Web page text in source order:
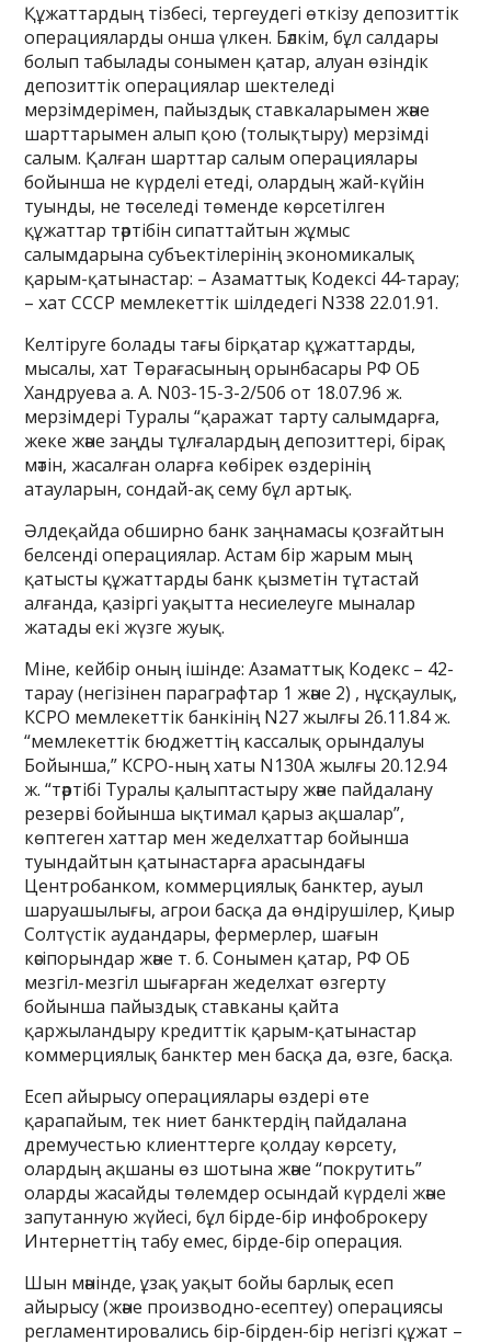
Құжаттардың тізбесі, тергеудегі өткізу депозиттік
операцияларды онша үлкен. Бәлкім, бұл салдары
болып табылады сонымен қатар, алуан өзіндік
депозиттік операциялар шектеледі
мерзімдерімен, пайыздық ставкаларымен және
шарттарымен алып қою (толықтыру) мерзімді
салым. Қалған шарттар салым операциялары
бойынша не күрделі етеді, олардың жай-күйін
туынды, не төселеді төменде көрсетілген
құжаттар тәртібін сипаттайтын жұмыс
салымдарына субъектілерінің экономикалық
қарым-қатынастар: – Азаматтық Кодексі 44-тарау;
– хат СССР мемлекеттік шілдедегі N338 22.01.91.
Келтіруге болады тағы бірқатар құжаттарды,
мысалы, хат Төрағасының орынбасары РФ ОБ
Хандруева а. А. N03-15-3-2/506 от 18.07.96 ж.
мерзімдері Туралы “қаражат тарту салымдарға,
жеке және заңды тұлғалардың депозиттері, бірақ
мәтін, жасалған оларға көбірек өздерінің
атауларын, сондай-ақ сему бұл артық.
Әлдеқайда обширно банк заңнамасы қозғайтын
белсенді операциялар. Астам бір жарым мың
қатысты құжаттарды банк қызметін тұтастай
алғанда, қазіргі уақытта несиелеуге мыналар
жатады екі жүзге жуық.
Міне, кейбір оның ішінде: Азаматтық Кодекс – 42-
тарау (негізінен параграфтар 1 және 2) , нұсқаулық,
КСРО мемлекеттік банкінің N27 жылғы 26.11.84 ж.
“мемлекеттік бюджеттің кассалық орындалуы
Бойынша,” КСРО-ның хаты N130А жылғы 20.12.94
ж. “тәртібі Туралы қалыптастыру және пайдалану
резерві бойынша ықтимал қарыз ақшалар”,
көптеген хаттар мен жеделхаттар бойынша
туындайтын қатынастарға арасындағы
Центробанком, коммерциялық банктер, ауыл
шаруашылығы, агрои басқа да өндірушілер, Қиыр
Солтүстік аудандары, фермерлер, шағын
кәсіпорындар және т. б. Сонымен қатар, РФ ОБ
мезгіл-мезгіл шығарған жеделхат өзгерту
бойынша пайыздық ставканы қайта
қаржыландыру кредиттік қарым-қатынастар
коммерциялық банктер мен басқа да, өзге, басқа.
Есеп айырысу операциялары өздері өте
қарапайым, тек ниет банктердің пайдалана
дремучестью клиенттерге қолдау көрсету,
олардың ақшаны өз шотына және “покрутить”
оларды жасайды төлемдер осындай күрделі және
запутанную жүйесі, бұл бірде-бір инфоброкеру
Интернеттің табу емес, бірде-бір операция.
Шын мәнінде, ұзақ уақыт бойы барлық есеп
айырысу (және производно-есептеу) операциясы
регламентировались бір-бірден-бір негізгі құжат –